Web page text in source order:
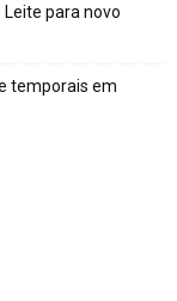
Leite para novo
temporais em